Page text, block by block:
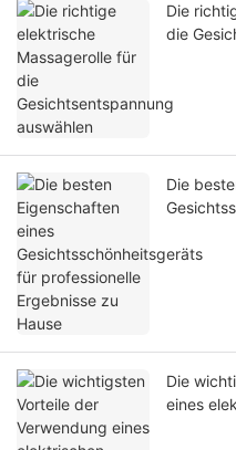
Die
die
Die
Die
eines